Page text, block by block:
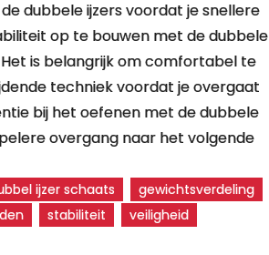
dubbele ijzers voordat je snellere
op te bouwen met de dubbele
is belangrijk om comfortabel te
techniek voordat je overgaat
bij het oefenen met de dubbele
overgang naar het volgende
ijzer schaats
gewichtsverdeling
stabiliteit veiligheid